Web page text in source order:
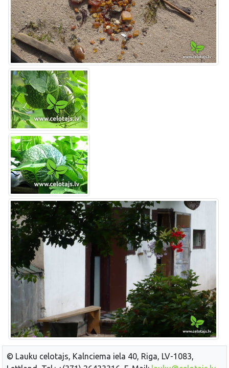
© Lauku celotajs, Kalnciema iela 40, Riga, LV-1083,